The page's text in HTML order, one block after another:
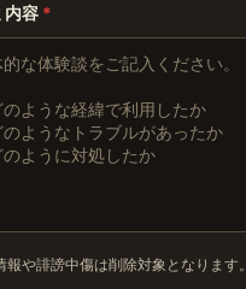
内容 *
報や誹謗中傷は削除対象となります。